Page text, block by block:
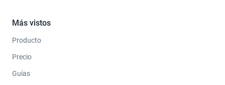
Más vistos
Producto
Precio
Guías